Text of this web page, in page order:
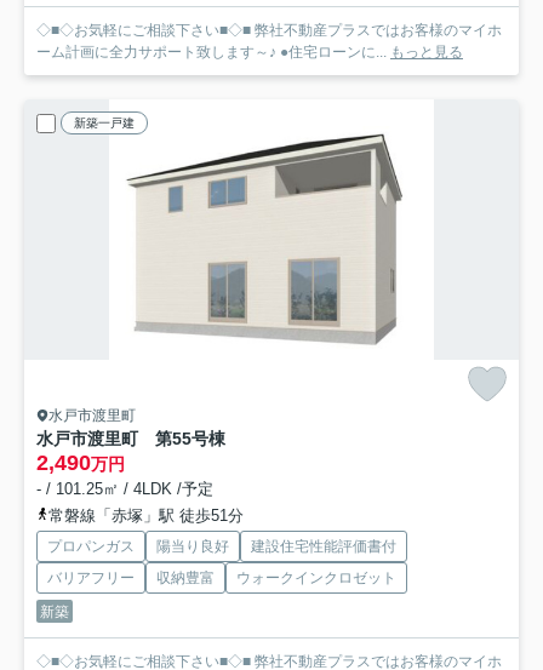
◇■◇お気軽にご相談下さい■◇■ 弊社不動産プラスではお客様のマイホ
ーム計画に全力サポート致します～♪ ●住宅ローンに...
もっと見る
新築一戸建
水戸市渡里町
水戸市渡里町 第55号棟
2,490万円
- / 101.25㎡ / 4LDK /予定
常磐線「赤塚」駅 徒歩51分
プロパンガス 陽当り良好
建設住宅性能評価書付
バリアフリー
収納豊富
ウォークインクロゼット
新築
◇■◇お気軽にご相談下さい■◇■ 弊社不動産プラスではお客様のマイホ